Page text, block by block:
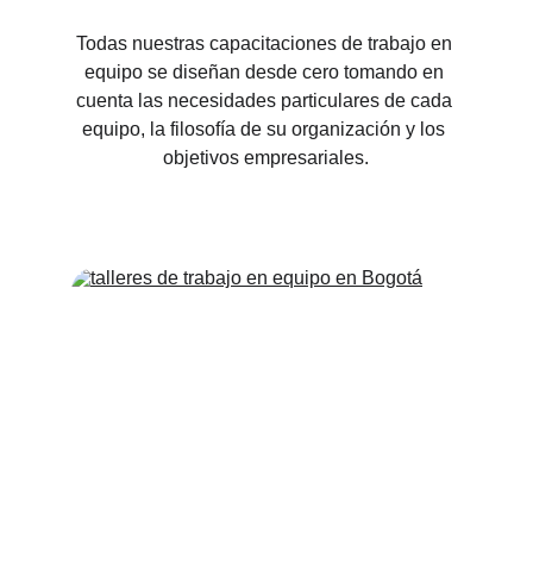
Todas nuestras capacitaciones de trabajo en
equipo se diseñan desde cero tomando en
cuenta las necesidades particulares de cada
equipo, la filosofía de su organización y los
objetivos empresariales.